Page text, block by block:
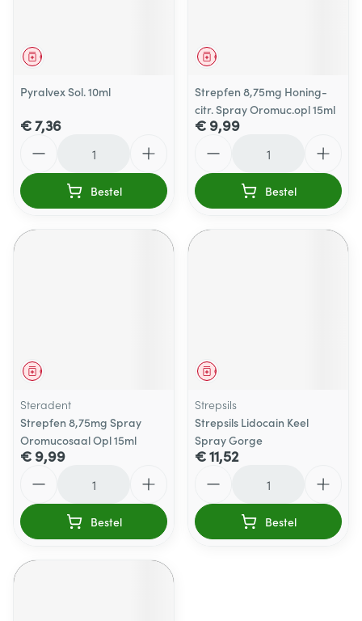
Geneesmiddel
Pyralvex Sol. 10ml
€ 7,36
Bestel
Geneesmiddel
Strepfen 8,75mg Honing-
citr. Spray Oromuc.opl 15ml
€ 9,99
Bestel
Geneesmiddel
Steradent
Strepfen 8,75mg Spray
Oromucosaal Opl 15ml
€ 9,99
Bestel
Geneesmiddel
Strepsils
Strepsils Lidocain Keel
Spray Gorge
€ 11,52
Bestel